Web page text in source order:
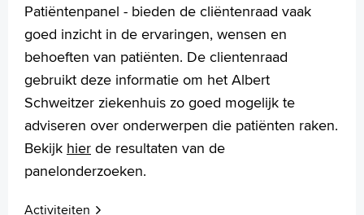
Patiëntenpanel - bieden de cliëntenraad vaak
goed inzicht in de ervaringen, wensen en
behoeften van patiënten. De clientenraad
gebruikt deze informatie om het Albert
Schweitzer ziekenhuis zo goed mogelijk te
adviseren over onderwerpen die patiënten raken.
Bekijk hier de resultaten van de
panelonderzoeken.
Activiteiten